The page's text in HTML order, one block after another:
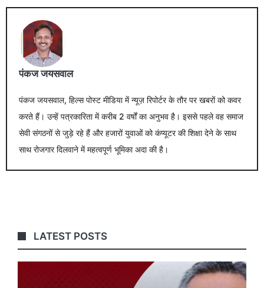
पंकज जयसवाल
पंकज जयसवाल, हिल्स पोस्ट मीडिया में न्यूज़ रिपोर्टर के तौर पर खबरों को कवर
करते हैं। उन्हें पत्रकारिता में करीब 2 वर्षों का अनुभव है। इससे पहले वह समाज
सेवी संगठनों से जुड़े रहे हैं और हजारों युवाओं को कंप्यूटर की शिक्षा देने के साथ
साथ रोजगार दिलवाने में महत्वपूर्ण भूमिका अदा की है।
LATEST POSTS